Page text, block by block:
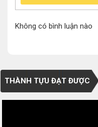
Không có bình luận nào
THÀNH TỰU ĐẠT ĐƯỢC